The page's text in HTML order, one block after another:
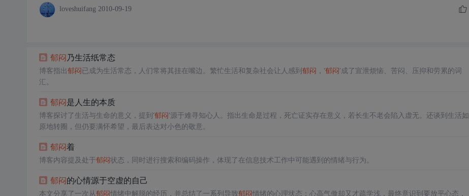
loveshuifang 2010-09-19
郁闷乃生活纸常态
博客指出郁闷已成为生活常态，人们常将其挂在嘴边。繁忙生活和复杂社会让人感到郁闷 ，‘郁闷’成了宣泄烦恼、苦闷、压抑和劳累的词
汇。
郁闷是人生的本质
博客探讨了生活与生命的意义，提到‘郁闷’源于难寻知心人。指出生命是过程，死亡证实存在意义，若长生不老会陷入虚无。还谈到生活如
原地转圈，但仍要满怀希望，最后表达对小色的敬意。
郁闷着
博客内容提及处于郁闷状态，同时进行搜索和编码操作，体现了在信息技术工作中可能遇到的情绪与行为。
郁闷的心情源于空虚的自己
本文分享了一次从郁闷情绪中解脱的经历，并总结了一系列导致郁闷情绪的心理状态：心高气傲却又才疏学浅，最终意识到要放平心态，